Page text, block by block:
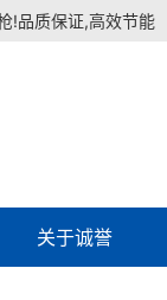
!品质保证,高效节能
关于诚誉